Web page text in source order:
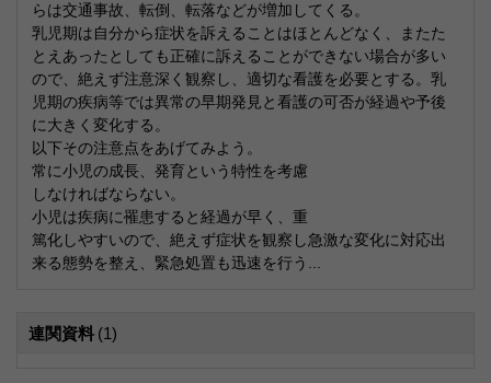
らは交通事故、転倒、転落などが増加してくる。
乳児期は自分から症状を訴えることはほとんどなく、またた
とえあったとしても正確に訴えることができない場合が多い
ので、絶えず注意深く観察し、適切な看護を必要とする。乳
児期の疾病等では異常の早期発見と看護の可否が経過や予後
に大きく変化する。
以下その注意点をあげてみよう。
常に小児の成長、発育という特性を考慮
しなければならない。
小児は疾病に罹患すると経過が早く、重
篤化しやすいので、絶えず症状を観察し急激な変化に対応出
来る態勢を整え、緊急処置も迅速を行う...
連関資料 (1)